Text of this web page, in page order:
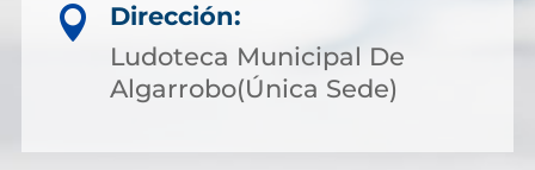

Dirección:
Ludoteca Municipal De
Algarrobo(Única Sede)